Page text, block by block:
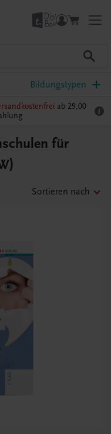
Bildungstypen
ab 29,00
für
Sortieren nach